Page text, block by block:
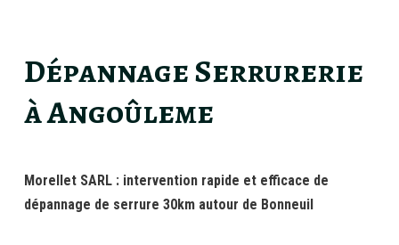
Dépannage Serrurerie
à Angoûleme
Morellet SARL: intervention rapide et efficace de
dépannage de serrure 30km autour de Bonneuil